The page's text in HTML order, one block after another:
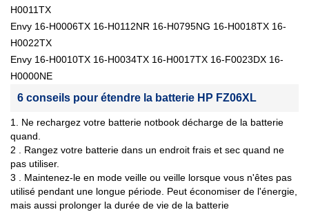
H0011TX
Envy 16-H0006TX 16-H0112NR 16-H0795NG 16-H0018TX 16-
H0022TX
Envy 16-H0010TX 16-H0034TX 16-H0017TX 16-F0023DX 16-
H0000NE
6 conseils pour étendre la batterie HP FZ06XL
1. Ne rechargez votre batterie notbook décharge de la batterie
quand.
2 . Rangez votre batterie dans un endroit frais et sec quand ne
pas utiliser.
3 . Maintenez-le en mode veille ou veille lorsque vous n'êtes pas
utilisé pendant une longue période. Peut économiser de l'énergie,
mais aussi prolonger la durée de vie de la batterie